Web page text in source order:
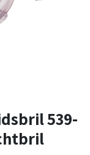
539-